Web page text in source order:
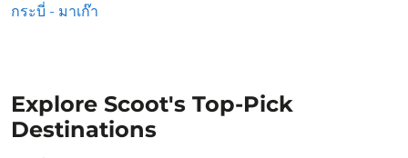
กระบี่ - มาเก๊า
Explore Scoot's Top-Pick
Destinations